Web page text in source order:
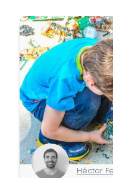
Héctor